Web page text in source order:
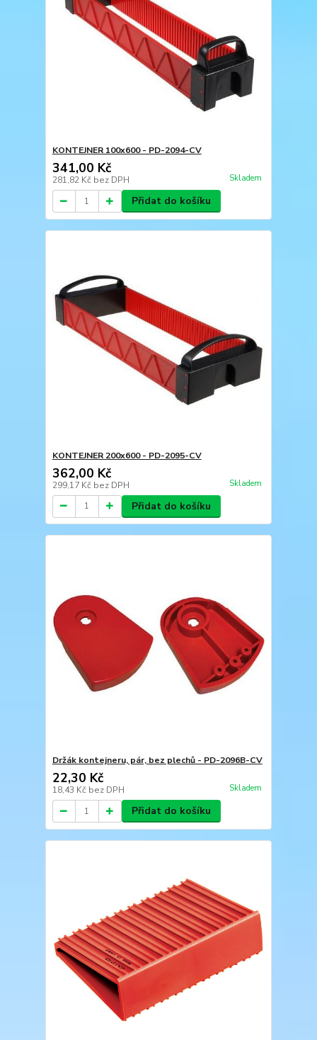
KONTEJNER 100x600 - PD-2094-CV
341,00 Kč
281,82 Kč bez DPH Skladem
Přidat do košíku
KONTEJNER 200x600 - PD-2095-CV
362,00 Kč
299,17 Kč bez DPH Skladem
Přidat do košíku
Držák kontejneru, pár, bez plechů - PD-2096B-CV
22,30 Kč
18,43 Kč bez DPH Skladem
Přidat do košíku